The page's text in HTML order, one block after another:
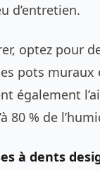
d’entretien.
optez pour
pots muraux
également
80 % de
à dents